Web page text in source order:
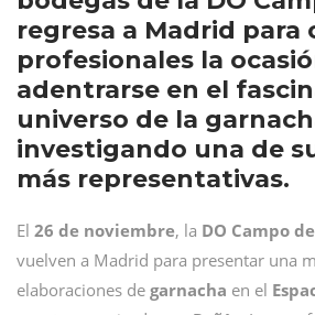
regresa a Madrid para
profesionales la
adentrarse en el
universo de la
investigando una de
más representativas.
El 26 de noviembre, la DO Campo
vuelven a Madrid para presentar una
elaboraciones de garnacha en el